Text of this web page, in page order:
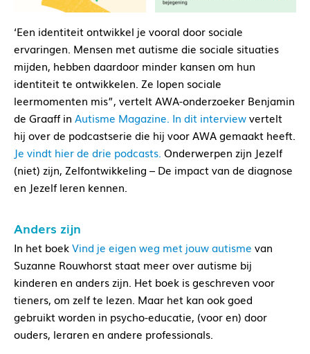
‘Een identiteit ontwikkel je vooral door sociale
ervaringen. Mensen met autisme die sociale situaties
mijden, hebben daardoor minder kansen om hun
identiteit te ontwikkelen. Ze lopen sociale
leermomenten mis”, vertelt AWA-onderzoeker Benjamin
de Graaff in Autisme Magazine. In dit interviewvertelt
hij over de podcastserie die hij voor AWA gemaakt heeft.
Je vindt hier de drie podcasts. Onderwerpen zijn Jezelf
(niet) zijn, Zelfontwikkeling – De impact van de diagnose
en Jezelf leren kennen.
Anders zijn
In het boekVind je eigen weg met jouw autisme van
Suzanne Rouwhorst staat meer over autisme bij
kinderen en anders zijn. Het boek is geschreven voor
tieners, om zelf te lezen. Maar het kan ook goed
gebruikt worden in psycho-educatie, (voor en) door
ouders, leraren en andere professionals.